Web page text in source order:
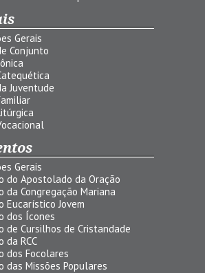
Gerais
Conjunto
Juventude
Gerais
do Apostolado da Oração
da Congregação Mariana
Eucarístico Jovem
dos Ícones
de Cursilhos de Cristandade
da RCC
dos Focolares
das Missões Populares